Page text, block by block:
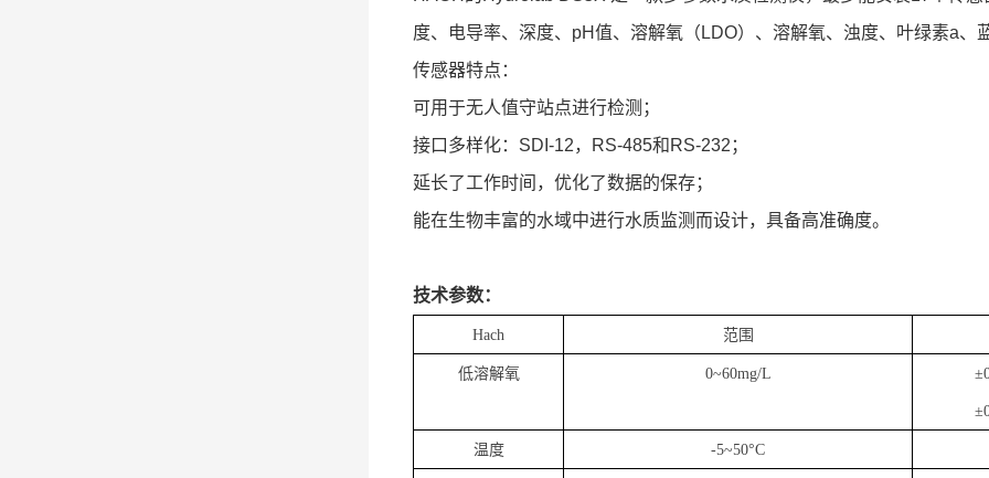
度、电导率、深度、pH值、溶解氧（LDO）、溶解氧、浊度、叶绿素a、
传感器特点：
可用于无人值守站点进行检测；
接口多样化：SDI-12，RS-485和RS-232；
延长了工作时间，优化了数据的保存；
能在生物丰富的水域中进行水质监测而设计，具备高准确度。
技术参数：
Hach 范围
低溶解氧 0~60mg/L
温度 -5~50°C